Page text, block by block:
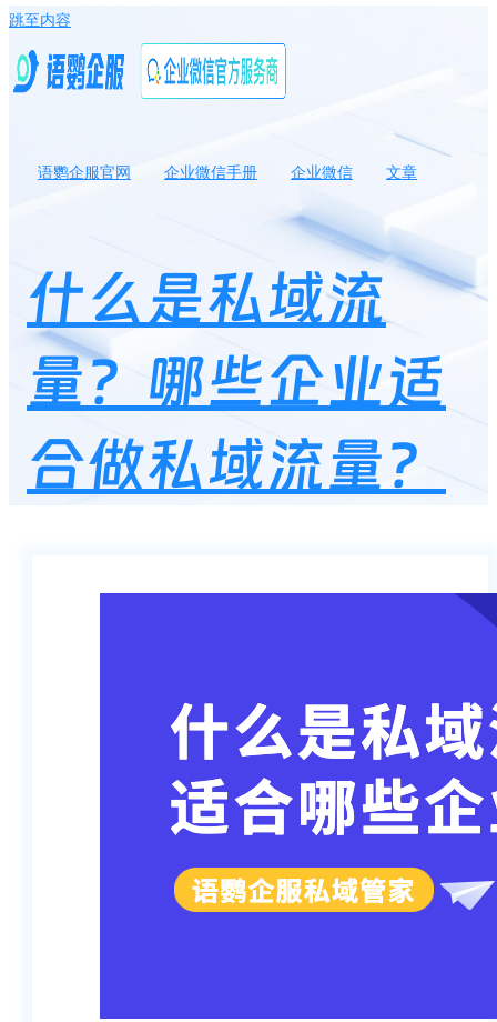
跳至内容
语鹦企服官网 企业微信手册 企业微信
文章
什么是私域流
量？哪些企业适
合做私域流量？